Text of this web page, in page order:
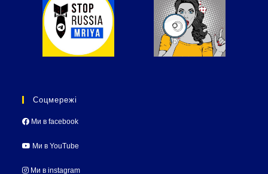
Соцмережі
Ми в facebook
Ми в YouTube
Ми в instagram